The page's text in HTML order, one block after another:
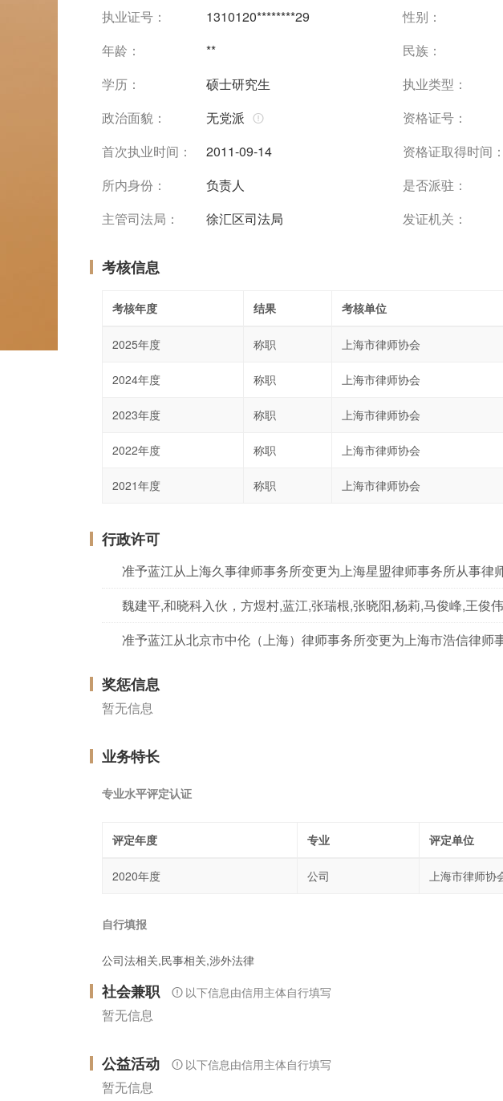
执业证号： 1310120********29 性别：
年龄：
** 民族：
学历：
硕士研究生 执业类型：
政治面貌：
无党派 资格证号：
首次执业时间：
2011-09-14 资格证取得时间：
所内身份：
负责人 是否派驻：
主管司法局：
徐汇区司法局 发证机关：
考核信息
考核年度 结果 考核单位
2025年度 称职 上海市律师协会
2024年度 称职 上海市律师协会
2023年度 称职 上海市律师协会
2022年度 称职 上海市律师协会
2021年度 称职 上海市律师协会
行政许可
准予蓝江从上海久事律师事务所变更为上海星盟律师事务所从事律
准予蓝江从北京市中伦（上海）律师事务所变更为上海市浩信律师
奖惩信息
暂无信息
业务特长
专业水平评定认证
评定年度 专业 评定单位
2020年度 公司 上海市律师协
自行填报
公司法相关,民事相关,涉外法律
社会兼职 以下信息由信用主体自行填写
暂无信息
公益活动 以下信息由信用主体自行填写
暂无信息